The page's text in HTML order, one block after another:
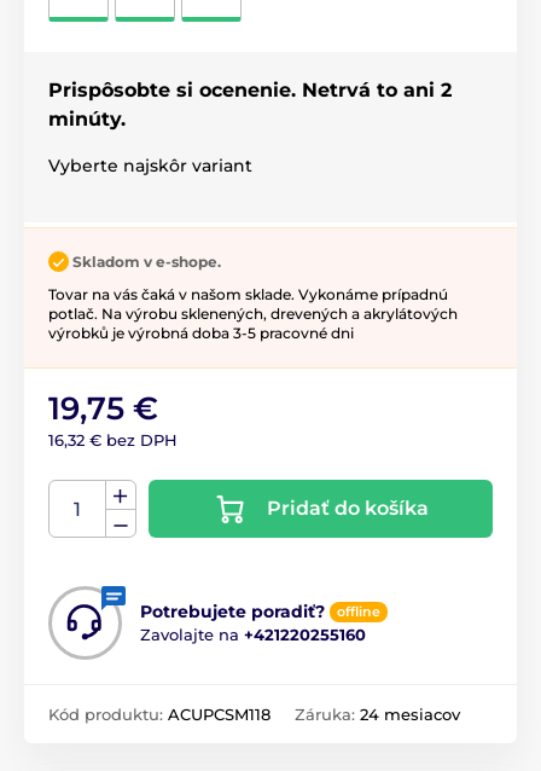
Prispôsobte si ocenenie. Netrvá to ani 2
minúty.
Vyberte najskôr variant
Skladom v e-shope.
Tovar na vás čaká v našom sklade. Vykonáme prípadnú
potlač. Na výrobu sklenených, drevených a akrylátových
výrobků je výrobná doba 3-5 pracovné dni
19,75 €
16,32 € bez DPH
Pridať do košíka
Potrebujete poradiť? offline
Zavolajte na +421220255160
Kód produktu: ACUPCSM118 Záruka: 24 mesiacov